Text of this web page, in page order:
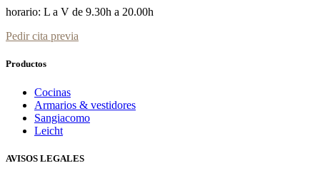
horario: L a V de 9.30h a 20.00h
Pedir cita previa
Productos
Cocinas
Armarios & vestidores
Sangiacomo
Leicht
AVISOS LEGALES